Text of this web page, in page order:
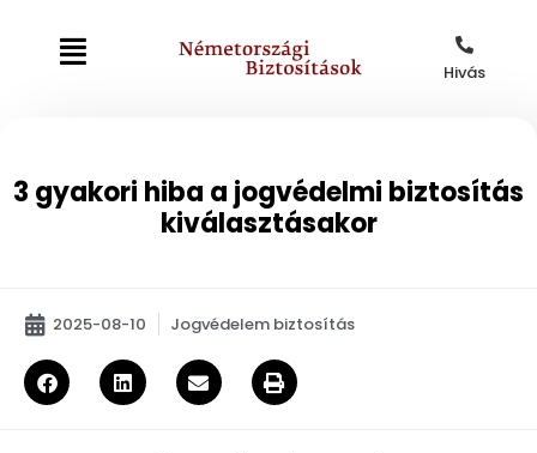
Hivás
3 gyakori hiba a jogvédelmi biztosítás
kiválasztásakor
2025-08-10 Jogvédelem biztosítás